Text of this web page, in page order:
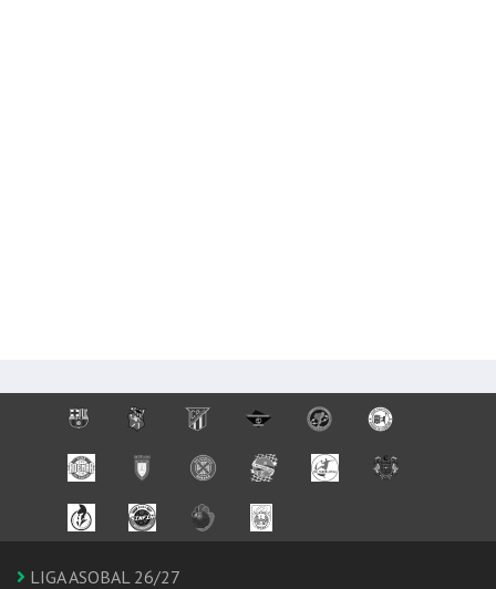
LIGA ASOBAL 26/27